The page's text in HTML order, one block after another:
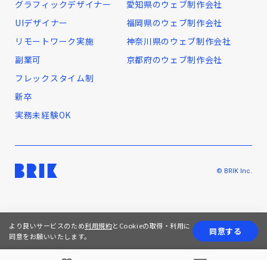
グラフィックデザイナー
UIデザイナー
リモートワーク実施
副業可
フレックスタイム制
新卒
実務未経験OK
愛知県のウェブ制作会社
福岡県のウェブ制作会社
神奈川県のウェブ制作会社
京都府のウェブ制作会社
© BRIK Inc.
より良いサービスのため利用規約とCookieの取得・利用に
同意をお願いいたします。
同意する